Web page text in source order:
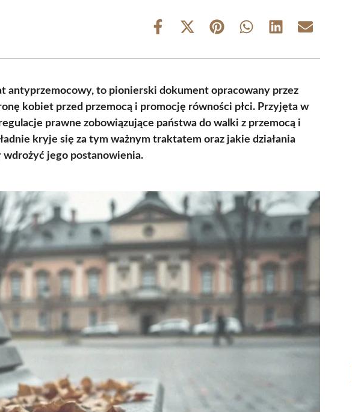
Share
Share
(Twitter)
Share Share Share Share
antyprzemocowy, to pionierski dokument opracowany przez
kobiet przed przemocą i promocję równości płci. Przyjęta w
prawne zobowiązujące państwa do walki z przemocą i
kryje się za tym ważnym traktatem oraz jakie działania
wdrożyć jego postanowienia.